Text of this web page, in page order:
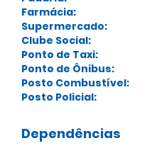
Farmácia:
Supermercado:
Clube Social:
Ponto de Taxi:
Ponto de Ônibus:
Posto Combustível:
Posto Policial:
Dependências